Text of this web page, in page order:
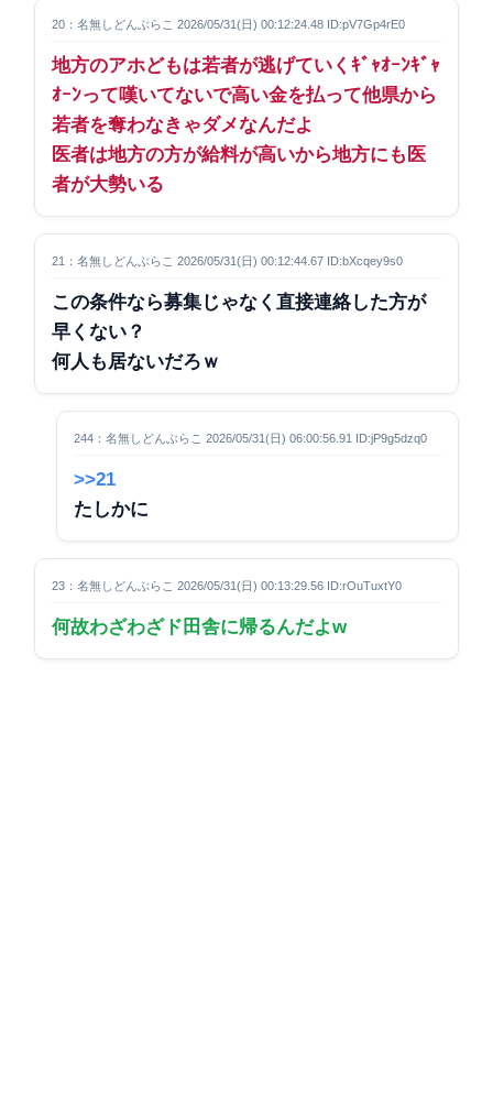
20：名無しどんぶらこ 2026/05/31(日) 00:12:24.48 ID:pV7Gp4rE0
地方のアホどもは若者が逃げていくｷﾞｬｵｰﾝｷﾞｬ
ｵｰﾝって嘆いてないで高い金を払って他県から
若者を奪わなきゃダメなんだよ
医者は地方の方が給料が高いから地方にも医
者が大勢いる
21：名無しどんぶらこ 2026/05/31(日) 00:12:44.67 ID:bXcqey9s0
この条件なら募集じゃなく直接連絡した方が
早くない？
何人も居ないだろｗ
244：名無しどんぶらこ 2026/05/31(日) 06:00:56.91 ID:jP9g5dzq0
>>21
たしかに
23：名無しどんぶらこ 2026/05/31(日) 00:13:29.56 ID:rOuTuxtY0
何故わざわざド田舎に帰るんだよw